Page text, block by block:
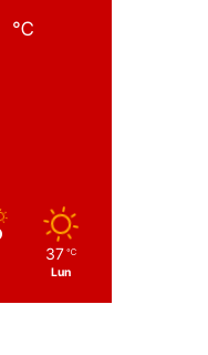
℃
37 ℃
Lun